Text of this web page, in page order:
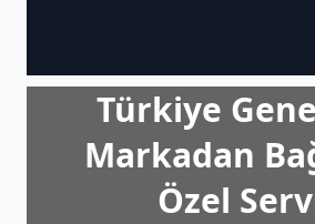
Türkiye
Markadan
Özel